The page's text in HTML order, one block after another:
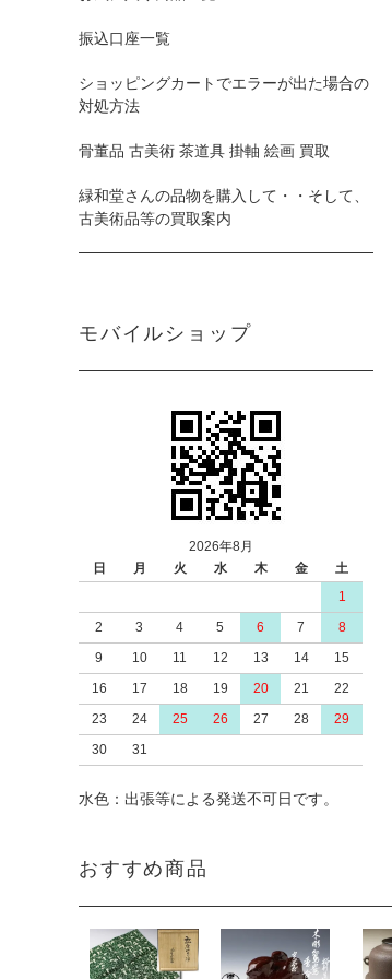
振込口座一覧
ショッピングカートでエラーが出た場合の
対処方法
骨董品 古美術 茶道具 掛軸 絵画 買取
緑和堂さんの品物を購入して・・そして、
古美術品等の買取案内
モバイルショップ
2026年8月
日
月 火 水 木 金
土
1
2
3 4 5 6 7
8
9
10 11 12 13 14
15
16
17 18 19 20 21
22
23
24 25 26 27 28
29
30
31
水色：出張等による発送不可日です。
おすすめ商品